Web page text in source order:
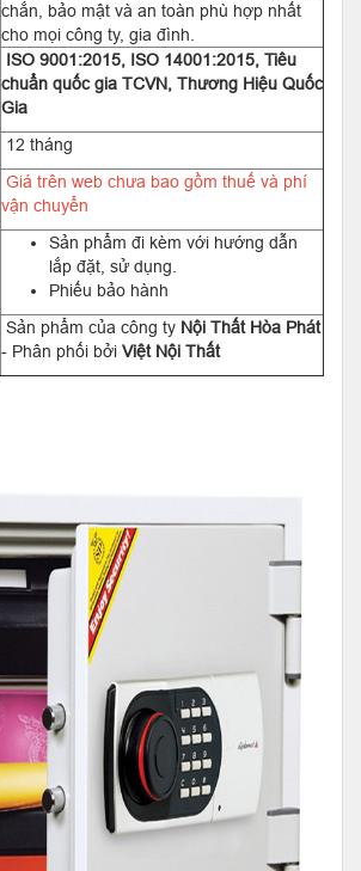
chắn, bảo mật và an toàn phù hợp nhất
cho mọi công ty, gia đình.
ISO 9001:2015, ISO 14001:2015, Tiêu
chuẩn quốc gia TCVN, Thương Hiệu Quốc
Gia
12 tháng
Giá trên web chưa bao gồm thuế và phí
vận chuyển
Sản phẩm đi kèm với hướng dẫn
lắp đặt, sử dụng.
Phiếu bảo hành
Sản phẩm của công ty Nội Thất Hòa Phát
- Phân phối bởi Việt Nội Thất